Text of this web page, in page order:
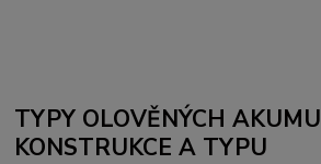
TYPY OLOVĚNÝCH
KONSTRUKCE A TYPU